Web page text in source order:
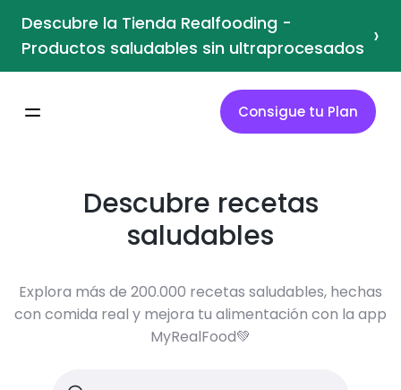
Descubre la Tienda Realfooding -
Productos saludables sin ultraprocesados ›
Consigue tu Plan
Descubre recetas
saludables
Explora más de 200.000 recetas saludables, hechas
con comida real y mejora tu alimentación con la app
MyRealFood💚